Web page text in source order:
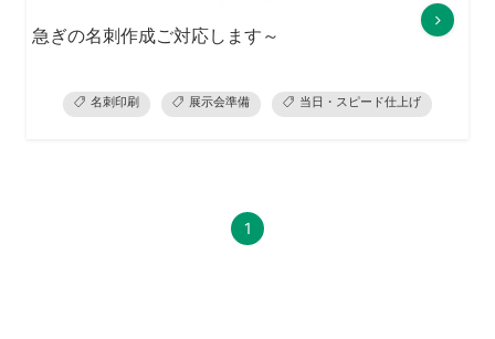
急ぎの名刺作成ご対応します～
名刺印刷 展示会準備 当日・スピード仕上げ
1